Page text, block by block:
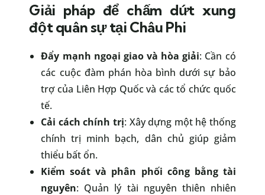
Giải pháp để chấm dứt xung
đột quân sự tại Châu Phi
Đẩy mạnh ngoại giao và hòa giải: Cần có
các cuộc đàm phán hòa bình dưới sự bảo
trợ của Liên Hợp Quốc và các tổ chức quốc
tế.
Cải cách chính trị: Xây dựng một hệ thống
chính trị minh bạch, dân chủ giúp giảm
thiểu bất ổn.
Kiểm soát và phân phối công bằng tài
nguyên: Quản lý tài nguyên thiên nhiên